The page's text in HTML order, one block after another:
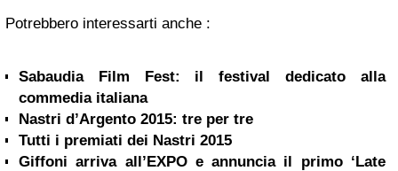
Potrebbero interessarti anche :
Sabaudia Film Fest: il festival dedicato alla
commedia italiana
Nastri d’Argento 2015: tre per tre
Tutti i premiati dei Nastri 2015
Giffoni arriva all’EXPO e annuncia il primo ‘Late